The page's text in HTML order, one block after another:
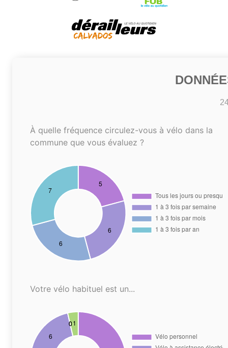
À quelle fréquence circulez-vous à vélo dans la
commune que vous évaluez ?
Votre vélo habituel est un...